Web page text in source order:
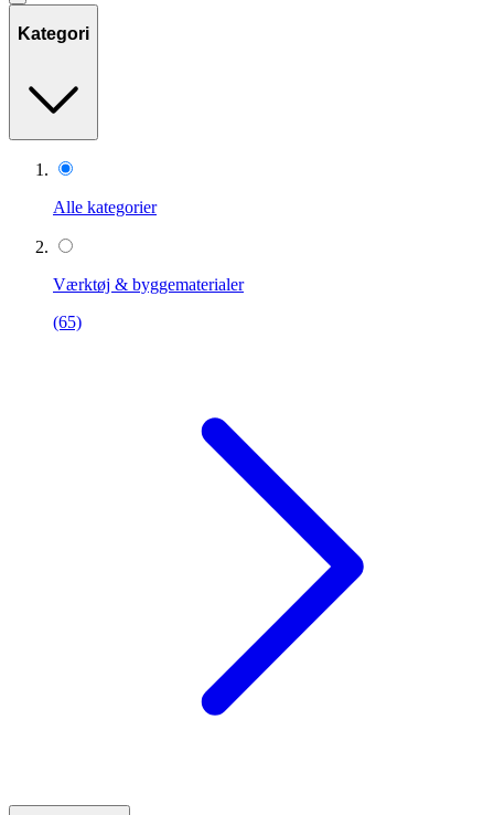
Kategori
Alle kategorier
Værktøj & byggematerialer
(65)